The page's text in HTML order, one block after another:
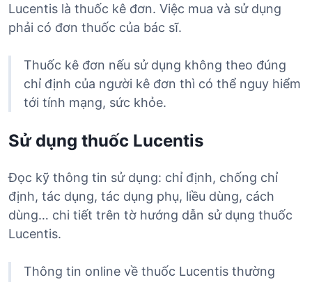
Lucentis là thuốc kê đơn. Việc mua và sử dụng
phải có đơn thuốc của bác sĩ.
Thuốc kê đơn nếu sử dụng không theo đúng
chỉ định của người kê đơn thì có thể nguy hiểm
tới tính mạng, sức khỏe.
Sử dụng thuốc Lucentis
Đọc kỹ thông tin sử dụng: chỉ định, chống chỉ
định, tác dụng, tác dụng phụ, liều dùng, cách
dùng… chi tiết trên tờ hướng dẫn sử dụng thuốc
Lucentis.
Thông tin online về thuốc Lucentis thường